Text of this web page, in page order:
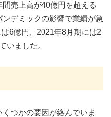
売上高が40億円を超える
デミックの影響で業績が急
6億円、2021年8月期には2
いました。
つかの要因が絡んでいま